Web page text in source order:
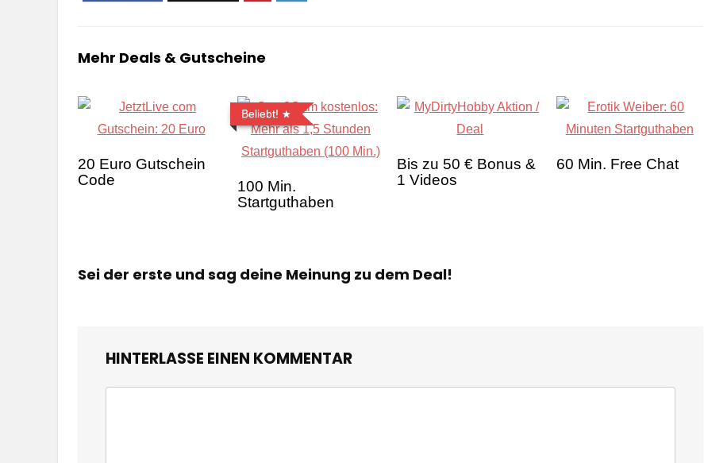
Mehr Deals & Gutscheine
20 Euro Gutschein
Code
Beliebt!
100 Min.
Startguthaben
Bis zu 50 € Bonus &
1 Videos
60 Min. Free Chat
Sei der erste und sag deine Meinung zu dem Deal!
HINTERLASSE EINEN KOMMENTAR